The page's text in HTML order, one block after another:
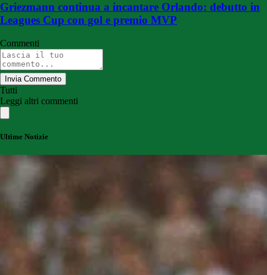
Griezmann continua a incantare Orlando: debutto in
Leagues Cup con gol e premio MVP
Commenti
Invia Commento
Tutti
Leggi altri commenti
Ultime Notizie